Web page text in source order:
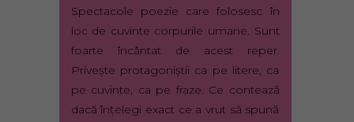
Spectacole poezie care folosesc în
loc de cuvinte corpurile umane. Sunt
foarte încântat de acest reper.
Priveşte protagoniştii ca pe litere, ca
pe cuvinte, ca pe fraze. Ce contează
dacă înţelegi exact ce a vrut să spună